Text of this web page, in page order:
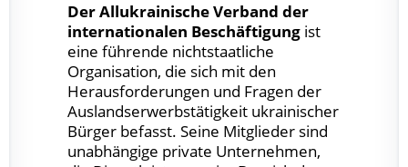
Der Allukrainische Verband der
internationalen Beschäftigungist
eine führende nichtstaatliche
Organisation, die sich mit den
Herausforderungen und Fragen der
Auslandserwerbstätigkeit ukrainischer
Bürger befasst. Seine Mitglieder sind
unabhängige private Unternehmen,